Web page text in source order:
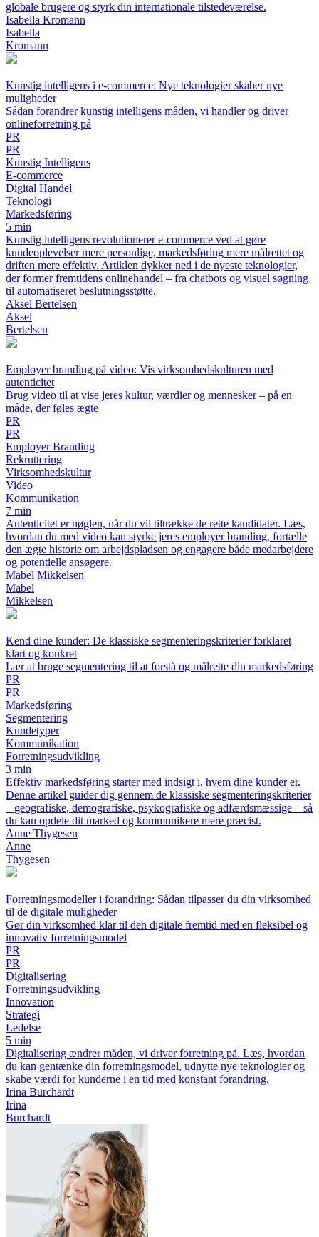
globale brugere og styrk din internationale tilstedeværelse.
Isabella Kromann
Isabella
Kromann
Kunstig intelligens i e-commerce: Nye teknologier skaber nye
muligheder
Sådan forandrer kunstig intelligens måden, vi handler og driver
onlineforretning på
PR
PR
Kunstig Intelligens
E-commerce
Digital Handel
Teknologi
Markedsføring
5 min
Kunstig intelligens revolutionerer e-commerce ved at gøre
kundeoplevelser mere personlige, markedsføring mere målrettet og
driften mere effektiv. Artiklen dykker ned i de nyeste teknologier,
der former fremtidens onlinehandel – fra chatbots og visuel søgning
til automatiseret beslutningsstøtte.
Aksel Bertelsen
Aksel
Bertelsen
Employer branding på video: Vis virksomhedskulturen med
autenticitet
Brug video til at vise jeres kultur, værdier og mennesker – på en
måde, der føles ægte
PR
PR
Employer Branding
Rekruttering
Virksomhedskultur
Video
Kommunikation
7 min
Autenticitet er nøglen, når du vil tiltrække de rette kandidater. Læs,
hvordan du med video kan styrke jeres employer branding, fortælle
den ægte historie om arbejdspladsen og engagere både medarbejdere
og potentielle ansøgere.
Mabel Mikkelsen
Mabel
Mikkelsen
Kend dine kunder: De klassiske segmenteringskriterier forklaret
klart og konkret
Lær at bruge segmentering til at forstå og målrette din markedsføring
PR
PR
Markedsføring
Segmentering
Kundetyper
Kommunikation
Forretningsudvikling
3 min
Effektiv markedsføring starter med indsigt i, hvem dine kunder er.
Denne artikel guider dig gennem de klassiske segmenteringskriterier
– geografiske, demografiske, psykografiske og adfærdsmæssige – så
du kan opdele dit marked og kommunikere mere præcist.
Anne Thygesen
Anne
Thygesen
Forretningsmodeller i forandring: Sådan tilpasser du din virksomhed
til de digitale muligheder
Gør din virksomhed klar til den digitale fremtid med en fleksibel og
innovativ forretningsmodel
PR
PR
Digitalisering
Forretningsudvikling
Innovation
Strategi
Ledelse
5 min
Digitalisering ændrer måden, vi driver forretning på. Læs, hvordan
du kan gentænke din forretningsmodel, udnytte nye teknologier og
skabe værdi for kunderne i en tid med konstant forandring.
Irina Burchardt
Irina
Burchardt